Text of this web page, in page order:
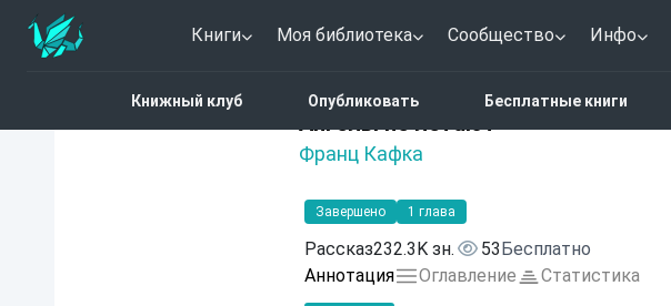
Книги Моя библиотека Сообщество Инфо
Книжный клуб Опубликовать Бесплатные книги
Ангелы не летают
Франц Кафка
Нет оценок
Завершено 1 глава
Рассказ232.3K зн. 53Бесплатно
Аннотация
Оглавление
Статистика